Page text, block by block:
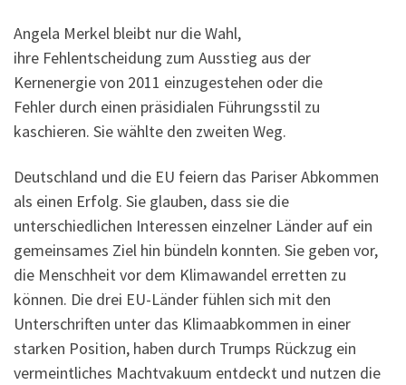
Angela Merkel bleibt nur die Wahl,
ihre Fehlentscheidung zum Ausstieg aus der
Kernenergie von 2011 einzugestehen oder die
Fehler durch einen präsidialen Führungsstil zu
kaschieren. Sie wählte den zweiten Weg.
Deutschland und die EU feiern das Pariser Abkommen
als einen Erfolg. Sie glauben, dass sie die
unterschiedlichen Interessen einzelner Länder auf ein
gemeinsames Ziel hin bündeln konnten. Sie geben vor,
die Menschheit vor dem Klimawandel erretten zu
können. Die drei EU-Länder fühlen sich mit den
Unterschriften unter das Klimaabkommen in einer
starken Position, haben durch Trumps Rückzug ein
vermeintliches Machtvakuum entdeckt und nutzen die